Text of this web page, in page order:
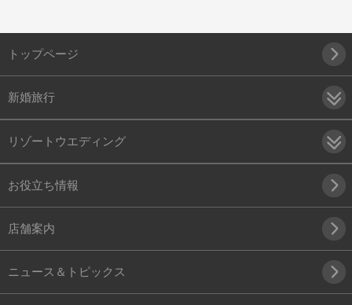
トップページ
新婚旅行
リゾートウエディング
お役立ち情報
店舗案内
ニュース＆トピックス